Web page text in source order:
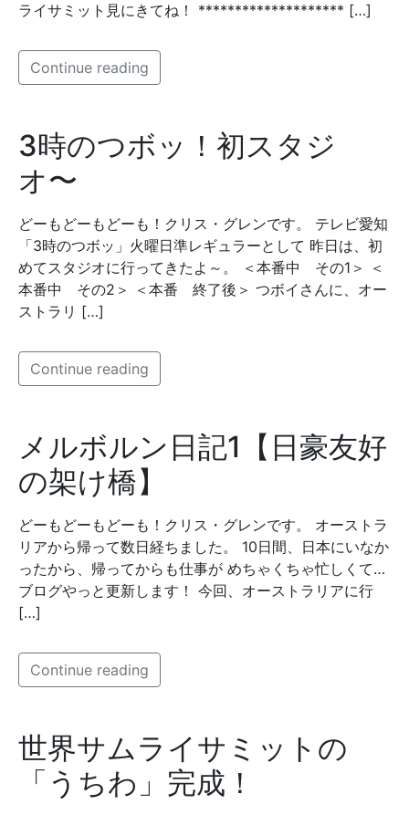
ライサミット見にきてね！ ******************** […]
Continue reading
3時のつボッ！初スタジ
オ〜
どーもどーもどーも！クリス・グレンです。 テレビ愛知
「3時のつボッ」火曜日準レギュラーとして 昨日は、初
めてスタジオに行ってきたよ～。 ＜本番中 その1＞ ＜
本番中 その2＞ ＜本番 終了後＞ つボイさんに、オー
ストラリ […]
Continue reading
メルボルン日記1【日豪友好
の架け橋】
どーもどーもどーも！クリス・グレンです。 オーストラ
リアから帰って数日経ちました。 10日間、日本にいなか
ったから、帰ってからも仕事が めちゃくちゃ忙しくて…
ブログやっと更新します！ 今回、オーストラリアに行
[…]
Continue reading
世界サムライサミットの
「うちわ」完成！